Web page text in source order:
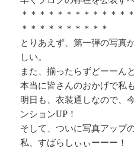
＊＊＊＊＊＊＊＊＊＊＊＊
＊＊＊＊＊＊＊＊＊＊
とりあえず、第一弾の写真
しい。
また、揃ったらずどーーん
本当に皆さんのおかげで私
明日も、衣装通しなので、
ンションUP！
そして、ついに写真アップ
私、すばらしぃぃーーー！